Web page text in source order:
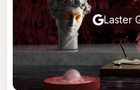
Laster